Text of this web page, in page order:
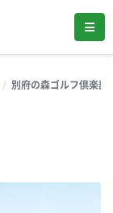
別府の森ゴルフ倶楽部